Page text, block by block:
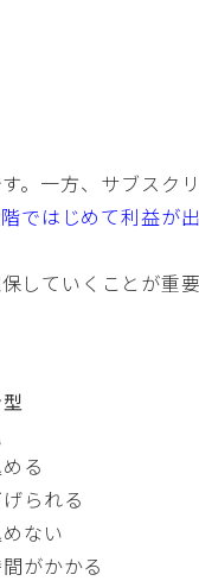
。一方、サブスク
ではじめて利益が
していくことが重
る
られる
ない
がかかる